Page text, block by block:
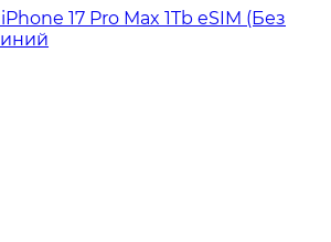
17 Pro Max 1Tb eSIM (Без